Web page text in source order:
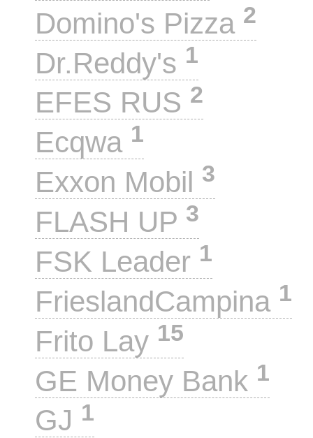
Domino's Pizza 2
Dr.Reddy's 1
EFES RUS 2
Ecqwa 1
Exxon Mobil 3
FLASH UP 3
FSK Leader 1
FrieslandCampina 1
Frito Lay 15
GE Money Bank 1
GJ 1